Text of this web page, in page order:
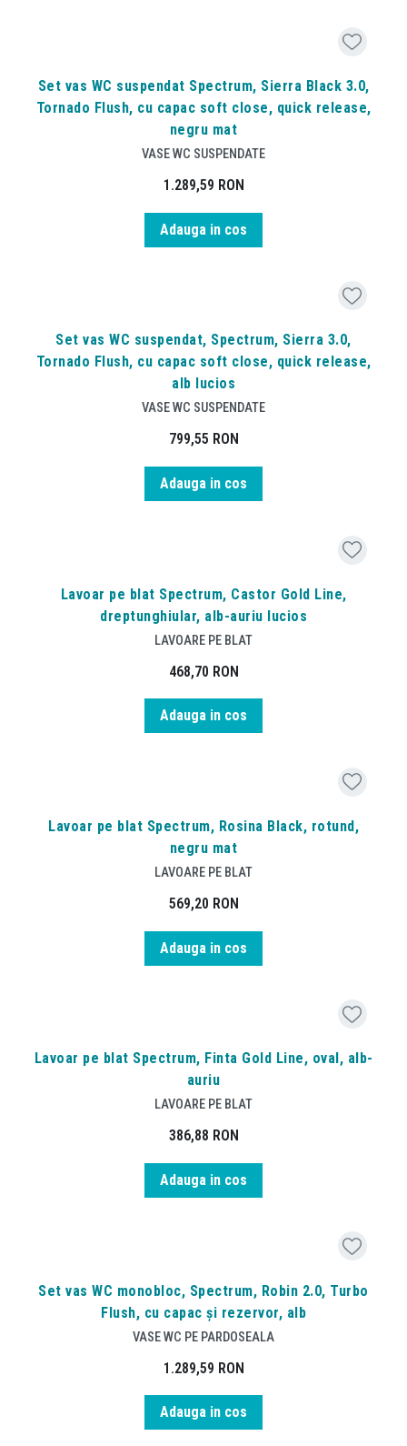
Set vas WC suspendat Spectrum, Sierra Black 3.0,
Tornado Flush, cu capac soft close, quick release,
negru mat
VASE WC SUSPENDATE
1.289,59 RON
Adauga in cos
Set vas WC suspendat, Spectrum, Sierra 3.0,
Tornado Flush, cu capac soft close, quick release,
alb lucios
VASE WC SUSPENDATE
799,55 RON
Adauga in cos
Lavoar pe blat Spectrum, Castor Gold Line,
dreptunghiular, alb-auriu lucios
LAVOARE PE BLAT
468,70 RON
Adauga in cos
Lavoar pe blat Spectrum, Rosina Black, rotund,
negru mat
LAVOARE PE BLAT
569,20 RON
Adauga in cos
Lavoar pe blat Spectrum, Finta Gold Line, oval, alb-
auriu
LAVOARE PE BLAT
386,88 RON
Adauga in cos
Set vas WC monobloc, Spectrum, Robin 2.0, Turbo
Flush, cu capac și rezervor, alb
VASE WC PE PARDOSEALA
1.289,59 RON
Adauga in cos